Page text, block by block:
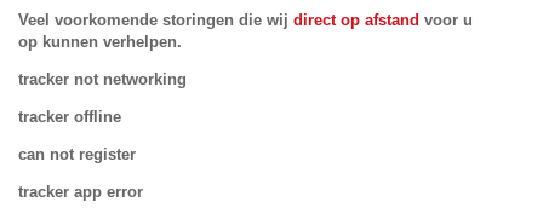
Veel voorkomende storingen die wij direct op afstand voor u
op kunnen verhelpen.
tracker not networking
tracker offline
can not register
tracker app error